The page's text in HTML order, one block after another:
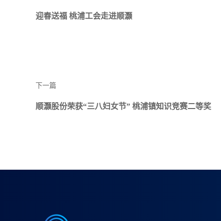
迎春送福 桃浦工会走进顺灏
下一篇
顺灏股份荣获“三八妇女节” 桃浦镇知识竞赛二等奖